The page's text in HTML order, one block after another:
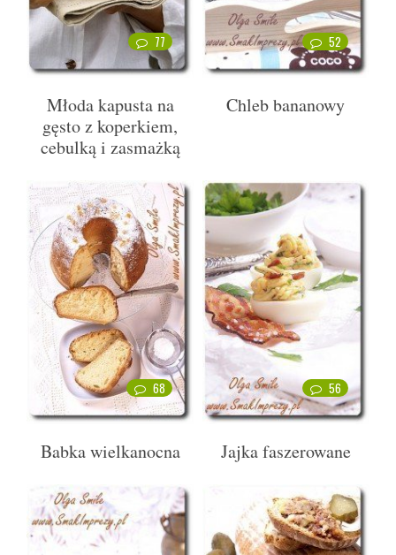
77
Młoda kapusta na
gęsto z koperkiem,
cebulką i zasmażką
52
Chleb bananowy
68
Babka wielkanocna
56
Jajka faszerowane